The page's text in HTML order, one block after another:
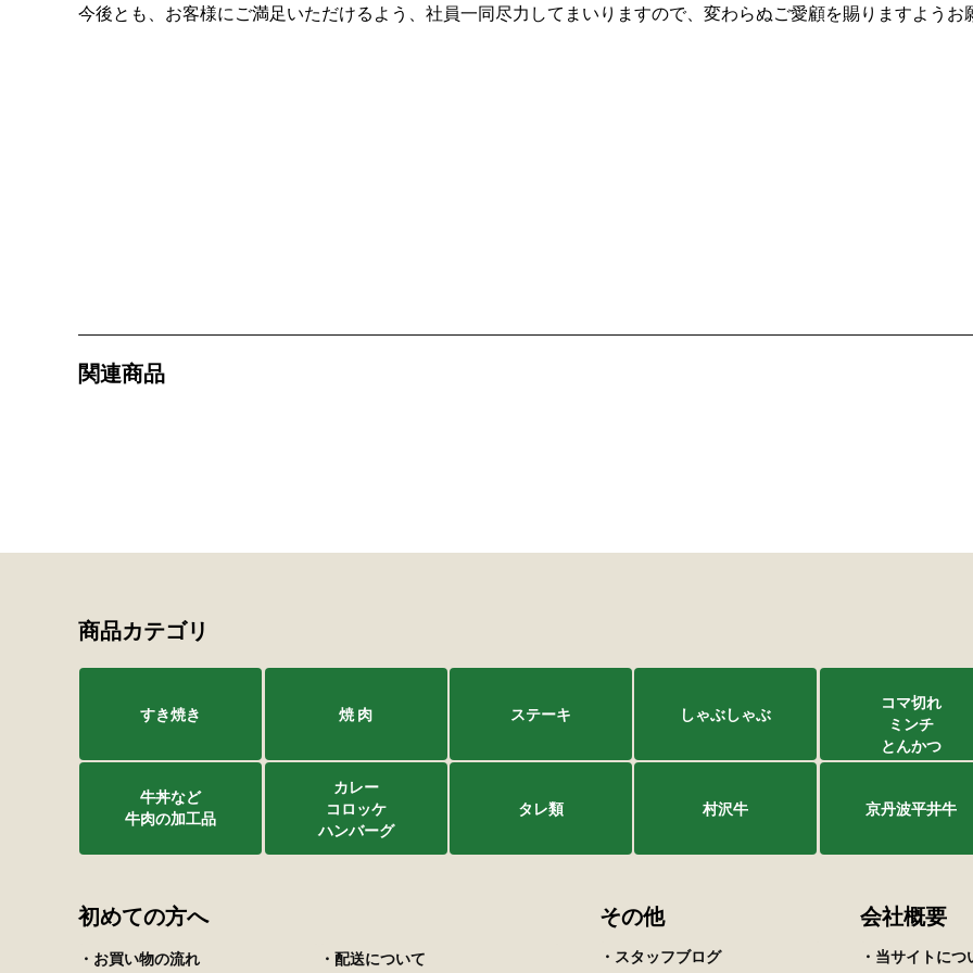
今後とも、お客様にご満足いただけるよう、社員一同尽力してまいりますので、変わらぬご愛顧を賜りますようお
関連商品
商品カテゴリ
すき焼き 焼 肉 ステーキ しゃぶしゃぶ
コマ切れ
ミンチ
とんかつ
牛丼など
牛肉の加工品
カレー
コロッケ
ハンバーグ
タレ類 村沢牛 京丹波平井牛
初めての方へ
・お買い物の流れ ・配送について
その他
・スタッフブログ
会社概要
・当サイトにつ